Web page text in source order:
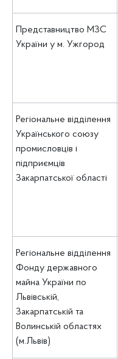
Представництво МЗС
України у м. Ужгород
Регіональне відділення
Українського союзу
промисловців і
підприємців
Закарпатської області
Регіональне відділення
Фонду державного
майна України по
Львівській,
Закарпатській та
Волинській областях
(м.Львів)